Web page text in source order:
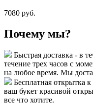
7080 руб.
Почему мы?
Быстрая доставка - в
течение трех часов с
на любое время. Мы
Бесплатная открытка к
ваш букет красивой
все что хотите.